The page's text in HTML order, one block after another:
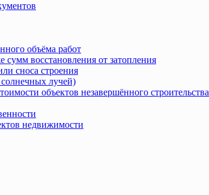
объёма работ
сумм восстановления от затопления
сноса строения
лучей)
объектов незавершённого строительства
недвижимости